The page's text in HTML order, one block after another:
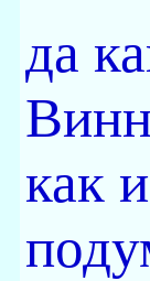
да
как